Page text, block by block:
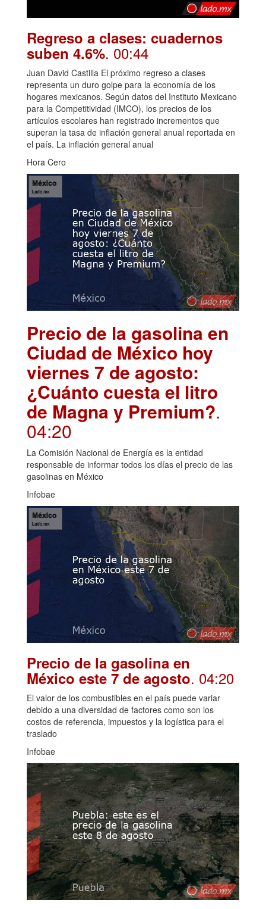
Regreso a clases: cuadernos
suben 4.6%. 00:44
Juan David Castilla El próximo regreso a clases
representa un duro golpe para la economía de los
hogares mexicanos. Según datos del Instituto Mexicano
para la Competitividad (IMCO), los precios de los
artículos escolares han registrado incrementos que
superan la tasa de inflación general anual reportada en
el país. La inflación general anual
Hora Cero
Precio de la gasolina en
Ciudad de México hoy
viernes 7 de agosto:
¿Cuánto cuesta el litro
de Magna y Premium?.
04:20
La Comisión Nacional de Energía es la entidad
responsable de informar todos los días el precio de las
gasolinas en México
Infobae
Precio de la gasolina en
México este 7 de agosto. 04:20
El valor de los combustibles en el país puede variar
debido a una diversidad de factores como son los
costos de referencia, impuestos y la logística para el
traslado
Infobae